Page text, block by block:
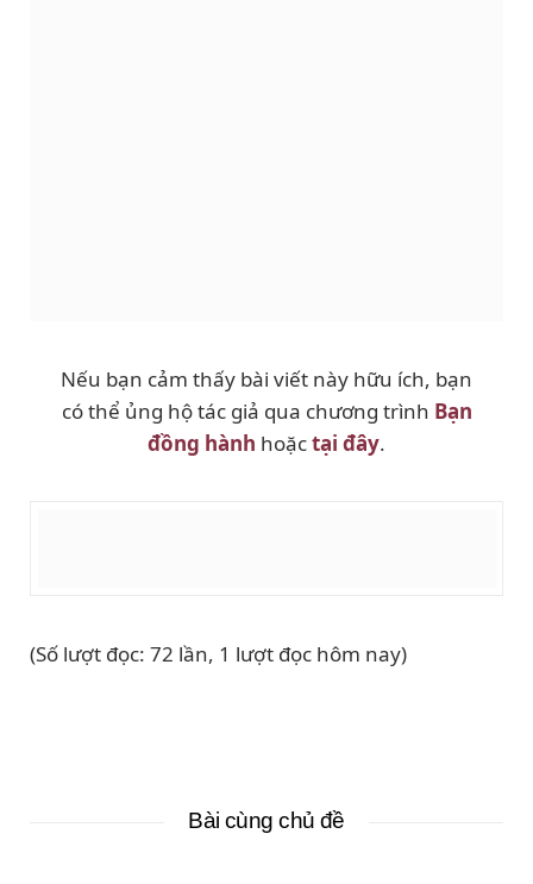
Nếu bạn cảm thấy bài viết này hữu ích, bạn
có thể ủng hộ tác giả qua chương trình Bạn
đồng hành hoặctại đây.
(Số lượt đọc: 72 lần, 1 lượt đọc hôm nay)
Bài cùng chủ đề